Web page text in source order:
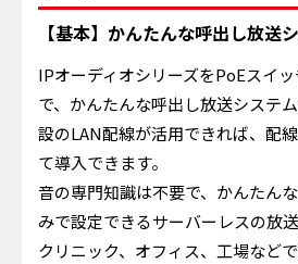
【基本】かんたんな呼出し放送
IPオーディオシリーズをPoEスイ
で、かんたんな呼出し放送システ
設のLAN配線が活用できれば、配
て導入できます。
音の専門知識は不要で、かんたん
みで設定できるサーバーレスの放
クリニック、オフィス、工場など